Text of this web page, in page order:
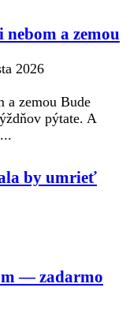
nebom a zemou
2026
a zemou Bude
pýtate. A
by umrieť
— zadarmo